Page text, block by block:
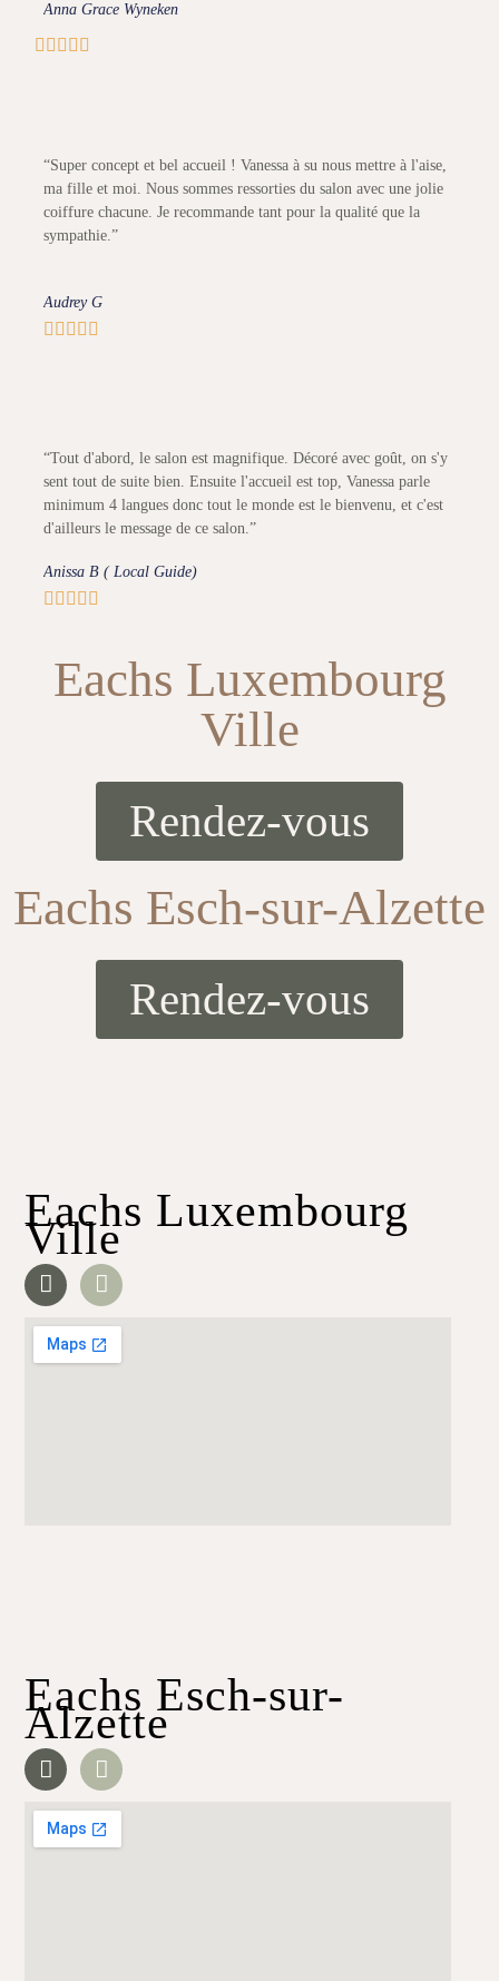
Anna Grace Wyneken
    
“Super concept et bel accueil ! Vanessa à su nous mettre à l'aise,
ma fille et moi. Nous sommes ressorties du salon avec une jolie
coiffure chacune. Je recommande tant pour la qualité que la
sympathie.”
Audrey G
    
“Tout d'abord, le salon est magnifique. Décoré avec goût, on s'y
sent tout de suite bien. Ensuite l'accueil est top, Vanessa parle
minimum 4 langues donc tout le monde est le bienvenu, et c'est
d'ailleurs le message de ce salon.”
Anissa B ( Local Guide)
    
Eachs Luxembourg
Ville
Rendez-vous
Eachs Esch-sur-Alzette
Rendez-vous
Eachs Luxembourg
Ville
Eachs Esch-sur-
Alzette